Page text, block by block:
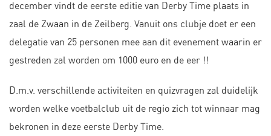
december vindt de eerste editie van Derby Time plaats in
zaal de Zwaan in de Zeilberg. Vanuit ons clubje doet er een
delegatie van 25 personen mee aan dit evenement waarin er
gestreden zal worden om 1000 euro en de eer !!
D.m.v. verschillende activiteiten en quizvragen zal duidelijk
worden welke voetbalclub uit de regio zich tot winnaar mag
bekronen in deze eerste Derby Time.